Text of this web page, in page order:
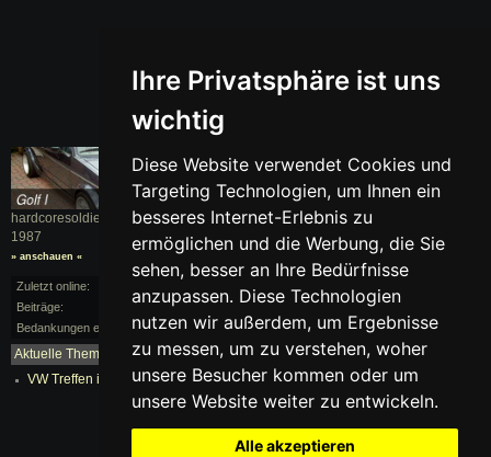
Ihre Privatsphäre ist uns
wichtig
Diese Website verwendet Cookies und
Targeting Technologien, um Ihnen ein
besseres Internet-Erlebnis zu
ermöglichen und die Werbung, die Sie
sehen, besser an Ihre Bedürfnisse
anzupassen. Diese Technologien
nutzen wir außerdem, um Ergebnisse
zu messen, um zu verstehen, woher
unsere Besucher kommen oder um
unsere Website weiter zu entwickeln.
Alle akzeptieren
hardcoresoldier fährt einenGolf I
, BJ.
1987
» anschauen «
Zuletzt online:
Beiträge:
Bedankungen erhalten:
Aktuelle Themen:
VW Treffen in lichtenvoerde NL